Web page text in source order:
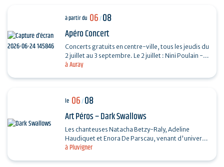
à Auray
à partir du 06/08
Apéro Concert
Concerts gratuits en centre-ville, tous les jeudis du
2 juillet au 3 septembre. Le 2 juillet : Nini Poulain -
Chanson française et Taylor Trio - Soul…
à Pluvigner
le 06/08
Art Péros – Dark Swallows
Les chanteuses Natacha Betzy-Raly, Adeline
Haudiquet et Enora De Parscau, venant d'univers
musicaux très différents, composent ensemble un